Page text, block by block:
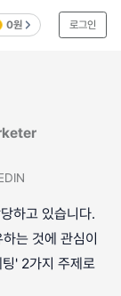
0원 로그인
하고 있습니다.
는 것에 관심이
' 2가지 주제로